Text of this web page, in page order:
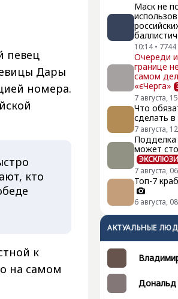
Маск не
10:14 • 7744
Очереди
границе
самом
«єЧерга»
7 августа,
Что
сделать
7 августа,
Подделка
может
7 августа,
Топ-7
6 августа,
АКТУАЛЬНЫЕ
Дональд
певец
Дары
номера.
кто
к
на самом